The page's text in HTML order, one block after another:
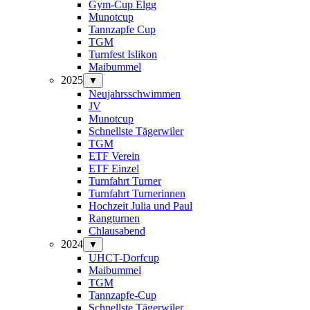
Gym-Cup Elgg
Munotcup
Tannzapfe Cup
TGM
Turnfest Islikon
Maibummel
2025
▼
Neujahrsschwimmen
JV
Munotcup
Schnellste Tägerwiler
TGM
ETF Verein
ETF Einzel
Turnfahrt Turner
Turnfahrt Turnerinnen
Hochzeit Julia und Paul
Rangturnen
Chlausabend
2024
▼
UHCT-Dorfcup
Maibummel
TGM
Tannzapfe-Cup
Schnellste Tägerwiler